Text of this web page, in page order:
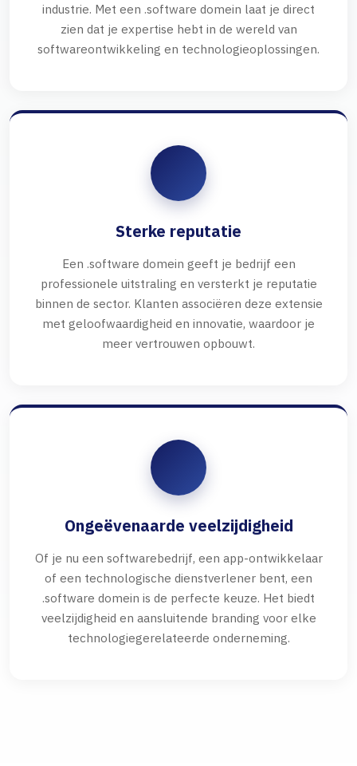
industrie. Met een .software domein laat je direct
zien dat je expertise hebt in de wereld van
softwareontwikkeling en technologieoplossingen.
Sterke reputatie
Een .software domein geeft je bedrijf een
professionele uitstraling en versterkt je reputatie
binnen de sector. Klanten associëren deze extensie
met geloofwaardigheid en innovatie, waardoor je
meer vertrouwen opbouwt.
Ongeëvenaarde veelzijdigheid
Of je nu een softwarebedrijf, een app-ontwikkelaar
of een technologische dienstverlener bent, een
.software domein is de perfecte keuze. Het biedt
veelzijdigheid en aansluitende branding voor elke
technologiegerelateerde onderneming.